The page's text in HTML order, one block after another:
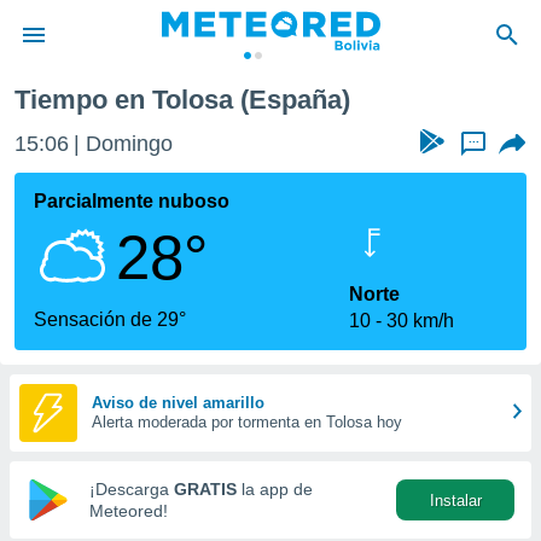
de
ha
que se
calidad.
a este
las
y
forma
digital
basada
Tiempo en Tolosa (España)
15:06 Domingo ...
Parcialmente nuboso
28°
Sensación de 29°
Norte
10
30 km/h
Aviso de nivel amarillo
Alerta moderada por tormenta en Tolosa hoy
¡Descarga GRATIS la app de
Meteored!
Instalar